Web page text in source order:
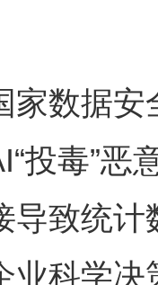
据安全
投毒”恶
导致统
业科学决